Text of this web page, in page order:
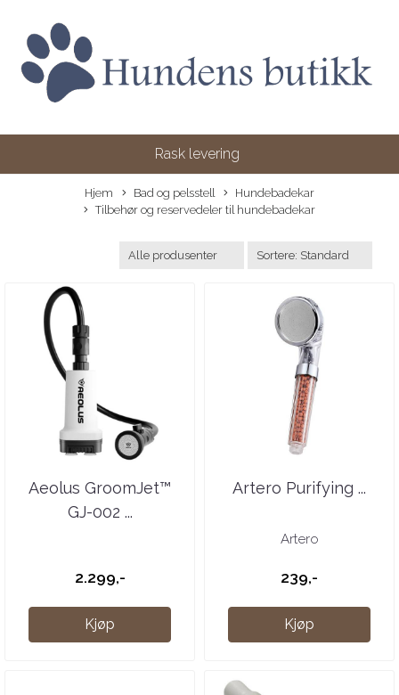
Rask levering
Hjem Bad og pelsstell
Hundebadekar
Tilbehør og reservedeler til hundebadekar
Aeolus GroomJet™
GJ-002 ...
2.299,-
Kjøp
Artero Purifying ...
Artero
239,-
Kjøp